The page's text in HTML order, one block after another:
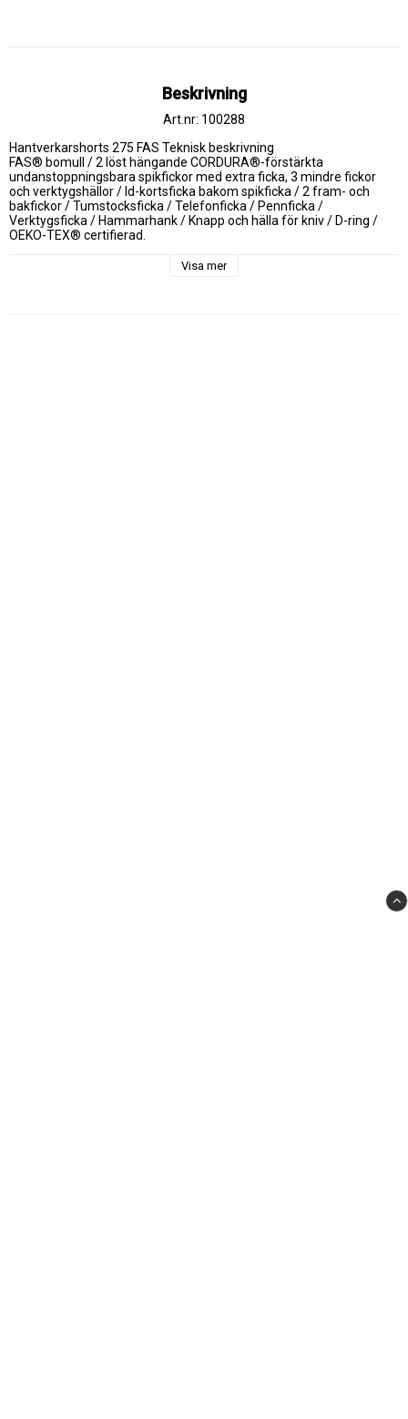
Beskrivning
Art.nr: 100288
Hantverkarshorts 275 FAS Teknisk beskrivning
FAS® bomull / 2 löst hängande CORDURA®-förstärkta
undanstoppningsbara spikfickor med extra ficka, 3 mindre fickor
och verktygshällor / Id-kortsficka bakom spikficka / 2 fram- och
bakfickor / Tumstocksficka / Telefonficka / Pennficka /
Verktygsficka / Hammarhank / Knapp och hälla för kniv / D-ring /
OEKO-TEX® certifierad.
Material: FAS® 100% bomull, Fristads bästa twill.
Visa mer